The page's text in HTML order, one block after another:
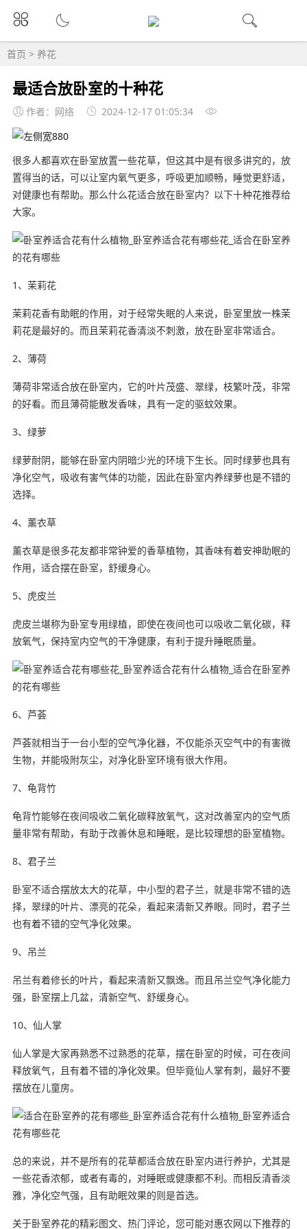
首页 > 养花
最适合放卧室的十种花
作者：网络 2024-12-17 01:05:34
很多人都喜欢在卧室放置一些花草，但这其中是有很多讲究的，放
置得当的话，可以让室内氧气更多，呼吸更加顺畅，睡觉更舒适，
对健康也有帮助。那么什么花适合放在卧室内？以下十种花推荐给
大家。
1、茉莉花
茉莉花香有助眠的作用，对于经常失眠的人来说，卧室里放一株茉
莉花是最好的。而且茉莉花香清淡不刺激，放在卧室非常适合。
2、薄荷
薄荷非常适合放在卧室内，它的叶片茂盛、翠绿，枝繁叶茂，非常
的好看。而且薄荷能散发香味，具有一定的驱蚊效果。
3、绿萝
绿萝耐阴，能够在卧室内阴暗少光的环境下生长。同时绿萝也具有
净化空气，吸收有害气体的功能，因此在卧室内养绿萝也是不错的
选择。
4、薰衣草
薰衣草是很多花友都非常钟爱的香草植物，其香味有着安神助眠的
作用，适合摆在卧室，舒缓身心。
5、虎皮兰
虎皮兰堪称为卧室专用绿植，即使在夜间也可以吸收二氧化碳，释
放氧气，保持室内空气的干净健康，有利于提升睡眠质量。
6、芦荟
芦荟就相当于一台小型的空气净化器，不仅能杀灭空气中的有害微
生物，并能吸附灰尘，对净化卧室环境有很大作用。
7、龟背竹
龟背竹能够在夜间吸收二氧化碳释放氧气，这对改善室内的空气质
量非常有帮助，有助于改善休息和睡眠，是比较理想的卧室植物。
8、君子兰
卧室不适合摆放太大的花草，中小型的君子兰，就是非常不错的选
择，翠绿的叶片、漂亮的花朵，看起来清新又养眼。同时，君子兰
也有着不错的空气净化效果。
9、吊兰
吊兰有着修长的叶片，看起来清新又飘逸。而且吊兰空气净化能力
强，卧室摆上几盆，清新空气、舒缓身心。
10、仙人掌
仙人掌是大家再熟悉不过熟悉的花草，摆在卧室的时候，可在夜间
释放氧气，且有着不错的净化效果。但毕竟仙人掌有刺，最好不要
摆放在儿童房。
总的来说，并不是所有的花草都适合放在卧室内进行养护，尤其是
一些花香浓郁，或者有毒的，对睡眠或健康都不利。而相反清香淡
雅，净化空气强，且有助眠效果的则是首选。
关于卧室养花的精彩图文、热门评论，您可能对惠农网以下推荐的